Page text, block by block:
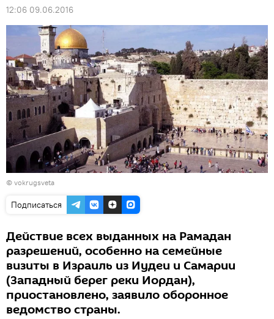
12:06 09.06.2016
© vokrugsveta
Подписаться
Действие всех выданных на Рамадан
разрешений, особенно на семейные
визиты в Израиль из Иудеи и Самарии
(Западный берег реки Иордан),
приостановлено, заявило оборонное
ведомство страны.